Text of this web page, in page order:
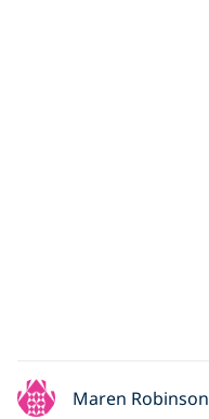
Maren Robinson